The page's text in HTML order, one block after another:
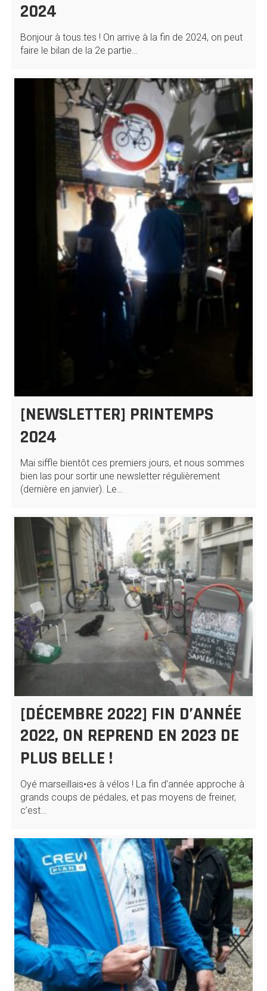
2024
Bonjour à tous.tes ! On arrive à la fin de 2024, on peut
faire le bilan de la 2e partie…
[NEWSLETTER] PRINTEMPS
2024
Mai siffle bientôt ces premiers jours, et nous sommes
bien las pour sortir une newsletter régulièrement
(dernière en janvier). Le…
[DÉCEMBRE 2022] FIN D’ANNÉE
2022, ON REPREND EN 2023 DE
PLUS BELLE !
Oyé marseillais•es à vélos ! La fin d’année approche à
grands coups de pédales, et pas moyens de freiner,
c’est…